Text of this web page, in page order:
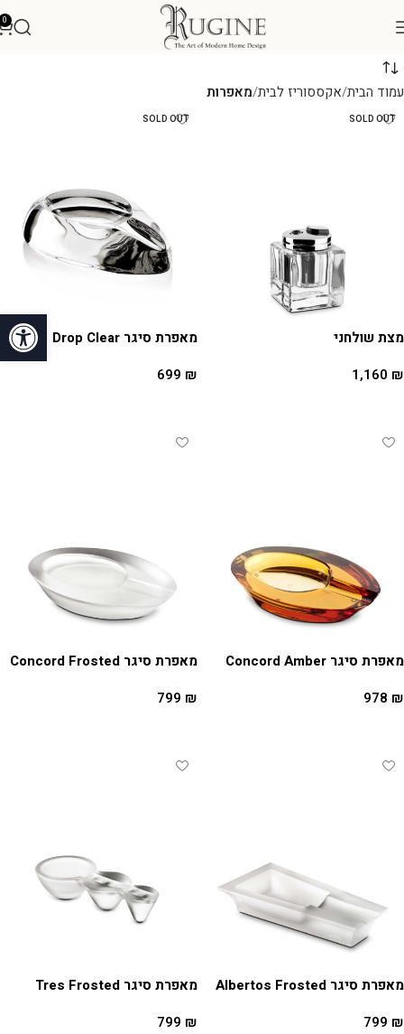
פתח
0
עמוד הבית אקססוריז לבית מאפרות
SOLD OUT
מצת שולחני
1,160 ₪
SOLD OUT
מאפרת סיגר Drop Clear
699 ₪
מאפרת סיגר Concord Amber
978 ₪
מאפרת סיגר Concord Frosted
799 ₪
מאפרת סיגר Albertos Frosted
799 ₪
מאפרת סיגר Tres Frosted
799 ₪